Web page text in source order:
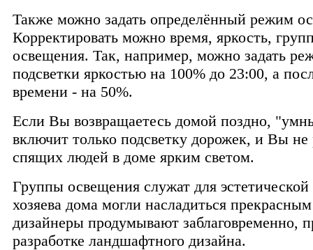
Также можно задать определённый режим
Корректировать можно время, яркость,
освещения. Так, например, можно задать
подсветки яркостью на 100% до 23:00, а
времени - на 50%.
Если Вы возвращаетесь домой поздно,
включит только подсветку дорожек, и Вы не
спящих людей в доме ярким светом.
Группы освещения служат для
хозяева дома могли насладиться
дизайнеры продумывают заблаговременно,
разработке ландшафтного дизайна.